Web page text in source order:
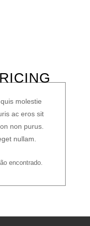
molestie
ac eros sit
non purus.
nullam.
encontrado.